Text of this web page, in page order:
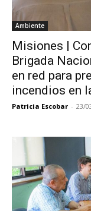
Ambiente
Misiones |
Brigada
en red para
incendios en
Patricia Escobar - 23/